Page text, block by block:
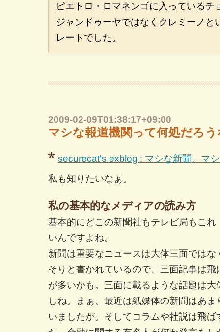
ピエトロ・ロマネンゴに入っているチ
ジャンドゥーヤではなくクレミーノと
レートでした。
2009-02-09T01:38:17+09:00
マシな報道機関って何処だろ
securecat's exblog : マシな新聞、マ
私も知りたいなぁ。
私の基本的なメディアの読み方
基本的にどこの新聞社もテレビ局もこ
いんですよね。
新聞は重要なニュースは大体三面では
そりと書かれているので、三面記事は
が多いかも。三面に載るような話題は
しね。まぁ、最近は紙媒体の新聞はあ
いましたが。そしてコラムや社説は飛